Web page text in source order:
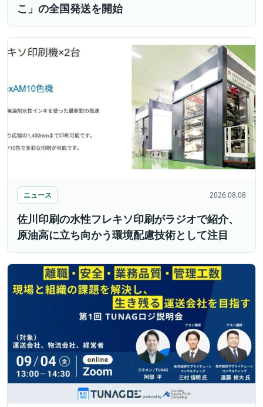
こ」の全国発送を開始
ニュース 2026.08.08
佐川印刷の水性フレキソ印刷がラジオで紹介、
原油高に立ち向かう環境配慮技術として注目